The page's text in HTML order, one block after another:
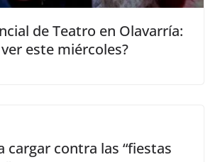
de Teatro en Olavarría:
este miércoles?
cargar contra las “fiestas